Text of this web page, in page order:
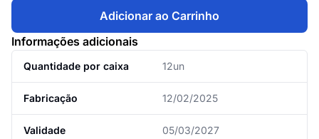
Informações adicionais
Quantidade por caixa 12un
Fabricação 12/02/2025
Validade 05/03/2027
Adicionar ao Carrinho